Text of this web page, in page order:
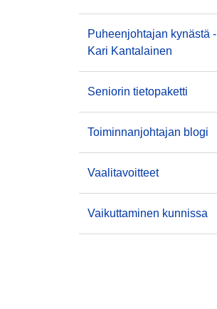
Puheenjohtajan kynästä -
Kari Kantalainen
Seniorin tietopaketti
Toiminnanjohtajan blogi
Vaalitavoitteet
Vaikuttaminen kunnissa